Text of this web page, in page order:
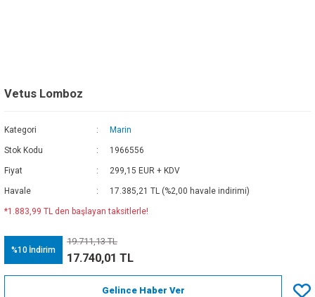
Vetus Lomboz
Kategori Marin
Stok Kodu 1966556
Fiyat 299,15 EUR + KDV
Havale 17.385,21 TL (%2,00 havale indirimi)
*1.883,99 TL den başlayan taksitlerle!
%10 İndirim
19.711,13 TL
17.740,01 TL
Gelince Haber Ver